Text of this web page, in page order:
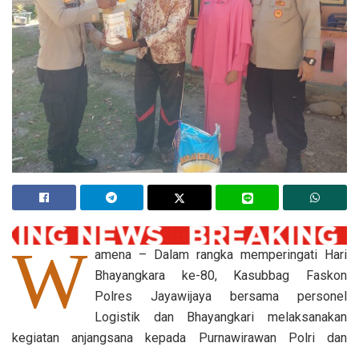
W amena – Dalam rangka memperingati Hari
Bhayangkara ke-80, Kasubbag Faskon
Polres Jayawijaya bersama personel
Logistik dan Bhayangkari melaksanakan
kegiatan anjangsana kepada Purnawirawan Polri dan